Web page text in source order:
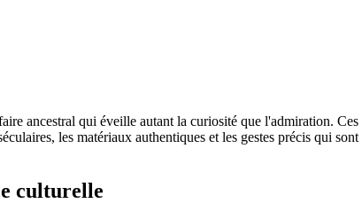
ancestral qui éveille autant la curiosité que l'admiration.
les matériaux authentiques et les gestes précis qui
culturelle